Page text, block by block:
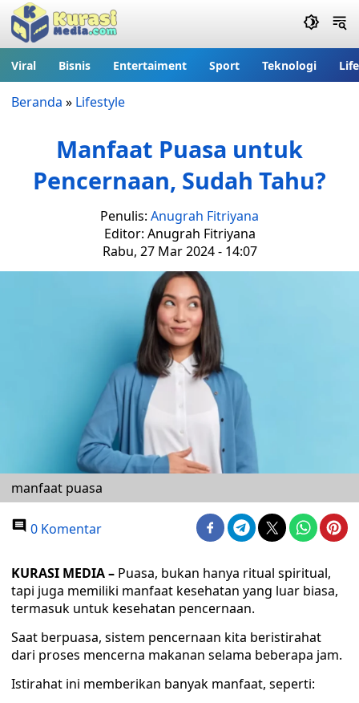
Viral Bisnis Entertaiment Sport Teknologi
Beranda » Lifestyle
Manfaat Puasa untuk
Pencernaan, Sudah Tahu?
Penulis: Anugrah Fitriyana
Editor: Anugrah Fitriyana
Rabu, 27 Mar 2024 - 14:07
manfaat puasa
0 Komentar
KURASI MEDIA – Puasa, bukan hanya ritual spiritual,
tapi juga memiliki manfaat kesehatan yang luar biasa,
termasuk untuk kesehatan pencernaan.
Saat berpuasa, sistem pencernaan kita beristirahat
dari proses mencerna makanan selama beberapa jam.
Istirahat ini memberikan banyak manfaat, seperti: